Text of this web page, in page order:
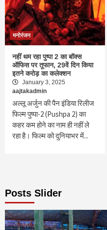
मनोरंजन
नहीं थम रहा पुष्पा 2 का बॉक्स
ऑफिस पर तूफान, 29वें दिन किया
इतने करोड़ का कलेक्शन
January 3, 2025
aajtakadmin
अल्लू अर्जुन की पैन इंडिया रिलीज
फिल्म पुष्पा-2 (Pushpa 2) का
कहर कम होने का नाम ही नहीं ले
रहा है। फिल्म को दुनियाभर में...
Posts Slider